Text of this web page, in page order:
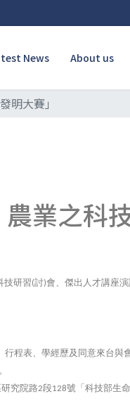
News About us
明大賽」
業之科
技研習(討)會、傑出人才講座
程表、學經歷及同意來台與
究院路2段128號「科技部生